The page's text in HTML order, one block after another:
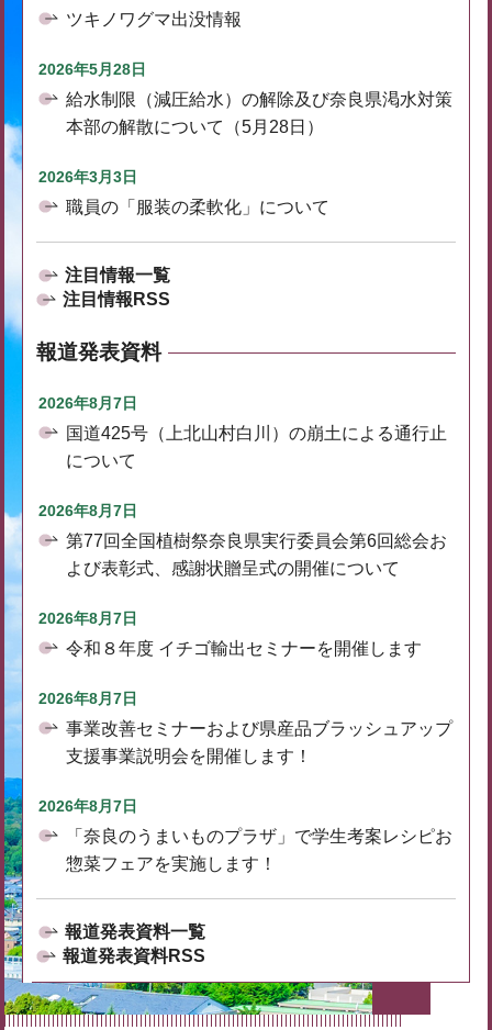
ツキノワグマ出没情報
2026年5月28日
給水制限（減圧給水）の解除及び奈良県渇水対策
本部の解散について（5月28日）
2026年3月3日
職員の「服装の柔軟化」について
注目情報一覧
注目情報RSS
報道発表資料
2026年8月7日
国道425号（上北山村白川）の崩土による通行止
について
2026年8月7日
第77回全国植樹祭奈良県実行委員会第6回総会お
よび表彰式、感謝状贈呈式の開催について
2026年8月7日
令和８年度 イチゴ輸出セミナーを開催します
2026年8月7日
事業改善セミナーおよび県産品ブラッシュアップ
支援事業説明会を開催します！
2026年8月7日
「奈良のうまいものプラザ」で学生考案レシピお
惣菜フェアを実施します！
報道発表資料一覧
報道発表資料RSS